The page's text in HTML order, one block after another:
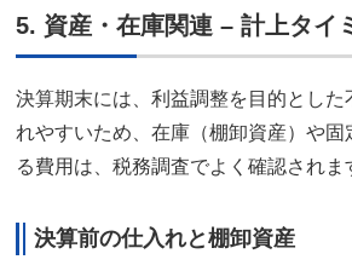
5. 資産・在庫関連 – 計上タイ
決算期末には、利益調整を目的とした
れやすいため、在庫（棚卸資産）や固
る費用は、税務調査でよく確認されま
決算前の仕入れと棚卸資産